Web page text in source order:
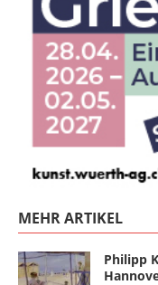
MEHR ARTIKEL
Philipp